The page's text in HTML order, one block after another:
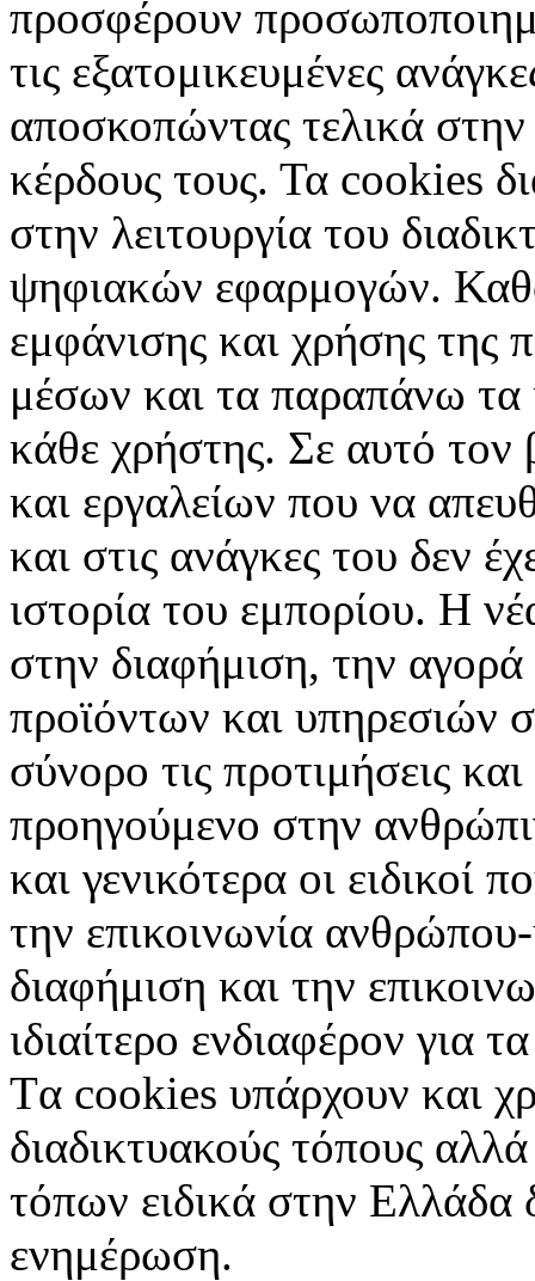
προσφέρουν
τις εξατομικευμένες
αποσκοπώντας τελικά
κέρδους τους. Τα cookies
στην λειτουργία του
ψηφιακών εφαρμογών.
εμφάνισης και χρήσης της
μέσων και τα παραπάνω τα
κάθε χρήστης. Σε αυτό
και εργαλείων που να
και στις ανάγκες του δεν
ιστορία του εμπορίου. Η
στην διαφήμιση, την
προϊόντων και υπηρεσιών
σύνορο τις προτιμήσεις
προηγούμενο στην
και γενικότερα οι ειδικοί
την επικοινωνία
διαφήμιση και την
ιδιαίτερο ενδιαφέρον για
Tα cookies υπάρχουν και
διαδικτυακούς τόπους
τόπων ειδικά στην Ελλάδα
ενημέρωση.